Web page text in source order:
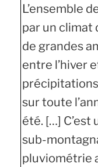
L’ensemble
par un climat
de grandes
entre l’hiver
sur toute
été. […] C’est
sub-
pluviométrie